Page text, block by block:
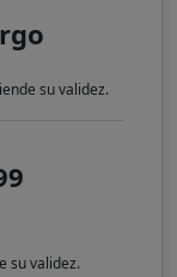
su validez.
su validez.